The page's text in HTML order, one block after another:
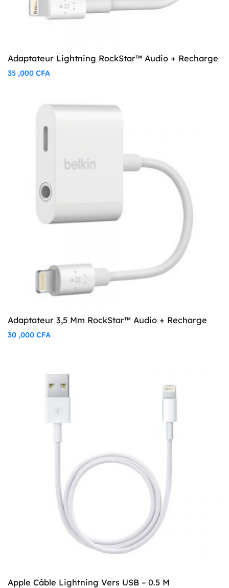
Adaptateur Lightning RockStar™ Audio + Recharge
35 ,000 CFA
Adaptateur 3,5 Mm RockStar™ Audio + Recharge
30 ,000 CFA
Apple Câble Lightning Vers USB – 0.5 M